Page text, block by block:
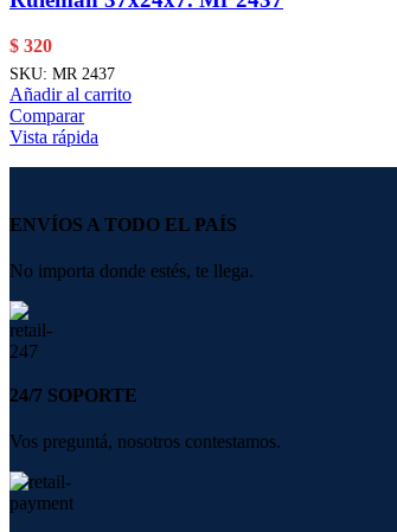
$ 320
SKU: MR 2437
Añadir al carrito
Comparar
Vista rápida
ENVÍOS A TODO EL PAÍS
No importa donde estés, te llega.
24/7 SOPORTE
Vos preguntá, nosotros contestamos.